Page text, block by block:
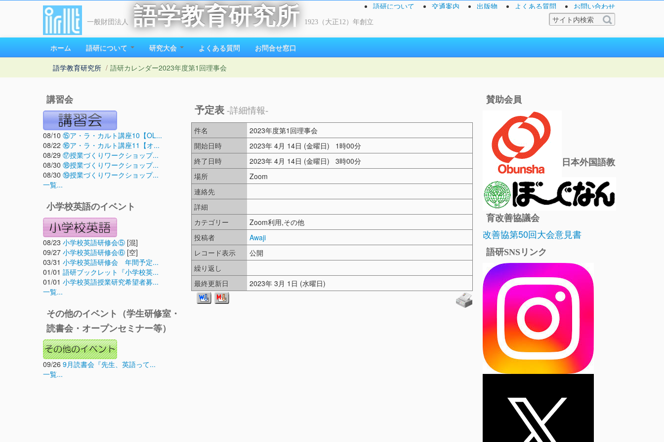
一般財団法人 語学教育研究所 1923（大正12）年創立
語研について 交通案内 出版物 よくある質問 お問い合わせ
ホーム 語研について 研究大会 よくある質問 お問合せ窓口
語学教育研究所 / 語研カレンダー2023年度第1回理事会
講習会
08/10 ⑮ア・ラ・カルト講座10【OL...
08/22 ⑯ア・ラ・カルト講座11【オ...
08/29 ⑰授業づくりワークショップ...
08/30 ⑱授業づくりワークショップ...
08/30 ⑲授業づくりワークショップ...
一覧...
小学校英語のイベント
08/23 小学校英語研修会⑤ [混]
09/27 小学校英語研修会⑥ [空]
03/31 小学校英語研修会 年間予定...
01/01 語研ブックレット『小学校英...
01/01 小学校英語授業研究希望者募...
一覧...
その他のイベント（学生研修室・
読書会・オープンセミナー等）
09/26 9月読書会『先生、英語って...
一覧...
予定表 -詳細情報-
件名
2023年度第1回理事会
開始日時
2023年 4月 14日 (金曜日) 1時00分
終了日時
2023年 4月 14日 (金曜日) 3時00分
場所
Zoom
連絡先
詳細
カテゴリー
Zoom利用,その他
投稿者
Awaji
レコード表示
公開
繰り返し
最終更新日
2023年 3月 1日 (水曜日)
賛助会員
日本外国語教
育改善協議会
改善協第50回大会意見書
語研SNSリンク